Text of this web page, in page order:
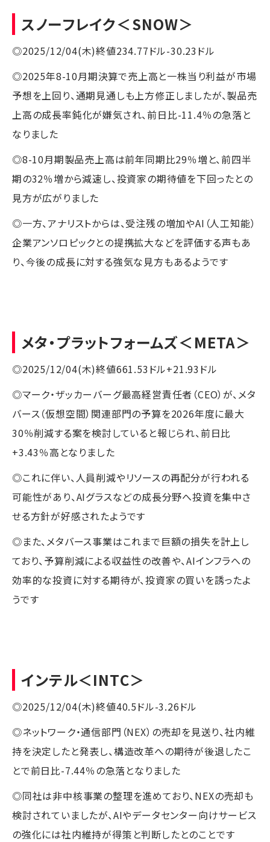
スノーフレイク＜SNOW＞
◎2025/12/04(木)終値234.77ドル-30.23ドル
◎2025年8-10月期決算で売上高と一株当り利益が市場
予想を上回り、通期見通しも上方修正しましたが、製品売
上高の成長率鈍化が嫌気され、前日比-11.4％の急落と
なりました
◎8-10月期製品売上高は前年同期比29％増と、前四半
期の32％増から減速し、投資家の期待値を下回ったとの
見方が広がりました
◎一方、アナリストからは、受注残の増加やAI（人工知能）
企業アンソロピックとの提携拡大などを評価する声もあ
り、今後の成長に対する強気な見方もあるようです
メタ・プラットフォームズ＜META＞
◎2025/12/04(木)終値661.53ドル+21.93ドル
◎マーク・ザッカーバーグ最高経営責任者（CEO）が、メタ
バース（仮想空間）関連部門の予算を2026年度に最大
30％削減する案を検討していると報じられ、前日比
+3.43％高となりました
◎これに伴い、人員削減やリソースの再配分が行われる
可能性があり、AIグラスなどの成長分野へ投資を集中さ
せる方針が好感されたようです
◎また、メタバース事業はこれまで巨額の損失を計上し
ており、予算削減による収益性の改善や、AIインフラへの
効率的な投資に対する期待が、投資家の買いを誘ったよ
うです
インテル＜INTC＞
◎2025/12/04(木)終値40.5ドル-3.26ドル
◎ネットワーク・通信部門（NEX）の売却を見送り、社内維
持を決定したと発表し、構造改革への期待が後退したこ
とで前日比-7.44％の急落となりました
◎同社は非中核事業の整理を進めており、NEXの売却も
検討されていましたが、AIやデータセンター向けサービス
の強化には社内維持が得策と判断したとのことです